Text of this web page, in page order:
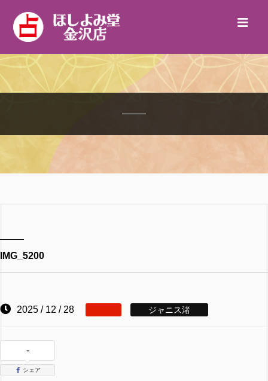
IMG_5200
2025 / 12 / 28 ジャニス渚
-
シェア